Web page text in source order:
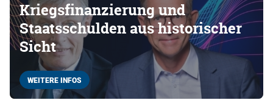
Kriegsfinanzierung und
Staatsschulden aus historischer
Sicht
WEITERE INFOS